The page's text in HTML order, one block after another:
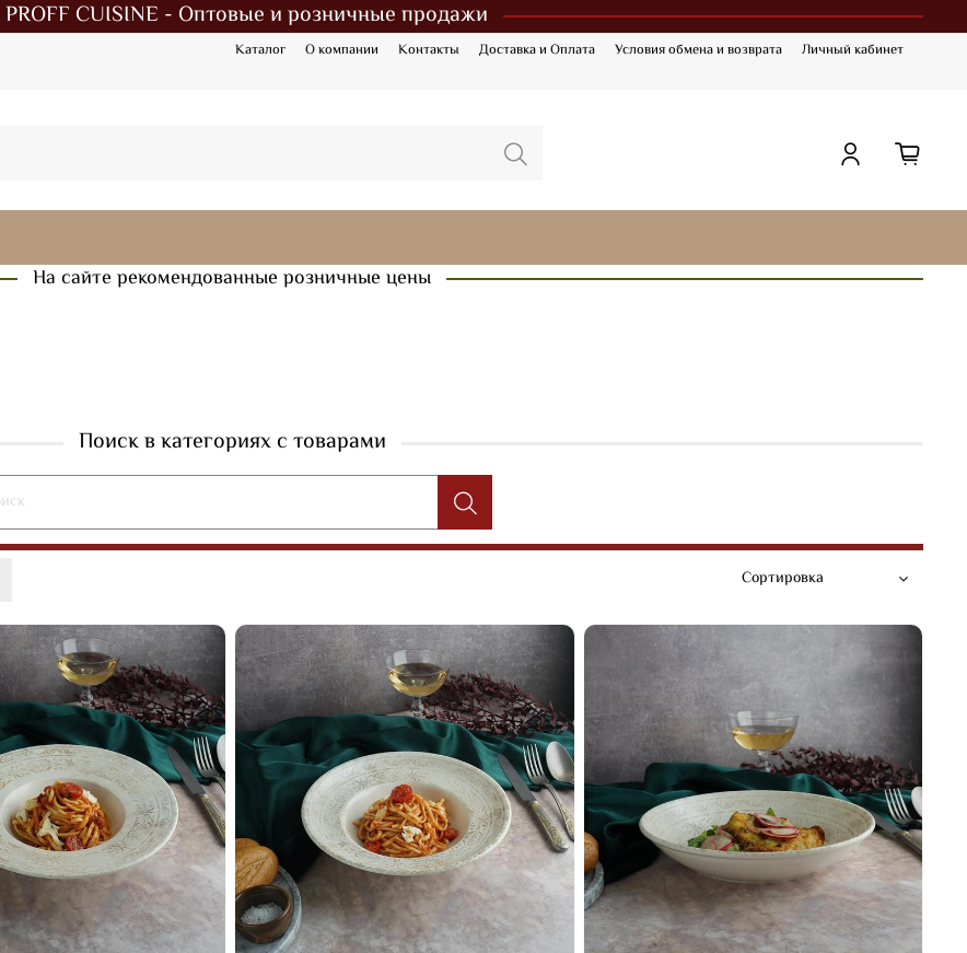
PROFF CUISINE - Оптовые и розничные продажи
Каталог О компании Контакты Доставка и Оплата Условия обмена и возврата Личный кабинет
На сайте рекомендованные розничные цены
Поиск в категориях с товарами